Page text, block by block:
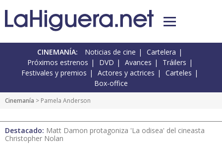
CINEMANÍA: Noticias de cine
Cartelera
Próximos estrenos
DVD Avances
Tráilers
Festivales y premios
Actores y actrices
Carteles
Box-office
Cinemanía > Pamela Anderson
Destacado: Matt Damon protagoniza 'La odisea' del cineasta
Christopher Nolan